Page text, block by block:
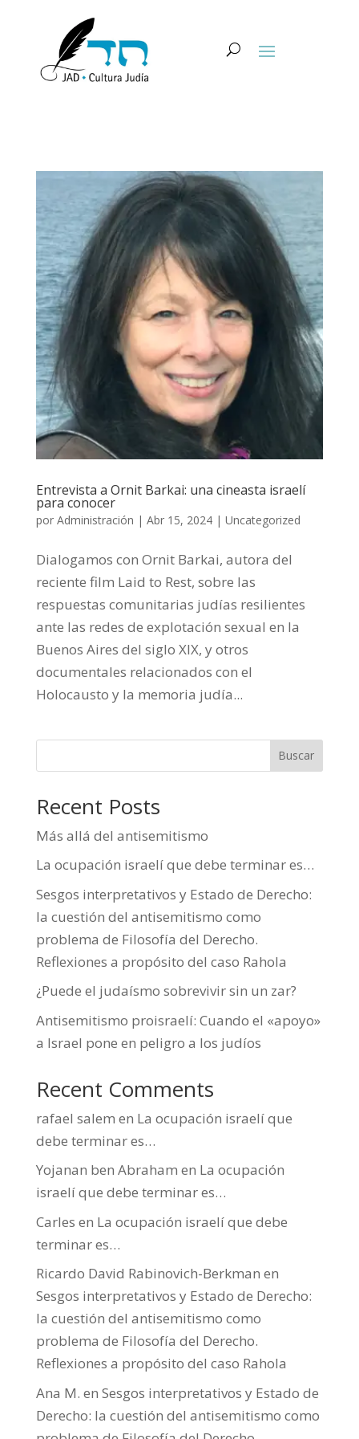
Entrevista a Ornit Barkai: una cineasta israelí
para conocer
por Administración | Abr 15, 2024| Uncategorized
Dialogamos con Ornit Barkai, autora del
reciente film Laid to Rest, sobre las
respuestas comunitarias judías resilientes
ante las redes de explotación sexual en la
Buenos Aires del siglo XIX, y otros
documentales relacionados con el
Holocausto y la memoria judía...
Buscar
Recent Posts
Más allá del antisemitismo
La ocupación israelí que debe terminar es…
Sesgos interpretativos y Estado de Derecho:
la cuestión del antisemitismo como
problema de Filosofía del Derecho.
Reflexiones a propósito del caso Rahola
¿Puede el judaísmo sobrevivir sin un zar?
Antisemitismo proisraelí: Cuando el «apoyo»
a Israel pone en peligro a los judíos
Recent Comments
rafael salem en La ocupación israelí que
debe terminar es…
Yojanan ben Abraham en La ocupación
israelí que debe terminar es…
Carles en La ocupación israelí que debe
terminar es…
Ricardo David Rabinovich-Berkman en
Sesgos interpretativos y Estado de Derecho:
la cuestión del antisemitismo como
problema de Filosofía del Derecho.
Reflexiones a propósito del caso Rahola
Ana M. en Sesgos interpretativos y Estado de
Derecho: la cuestión del antisemitismo como